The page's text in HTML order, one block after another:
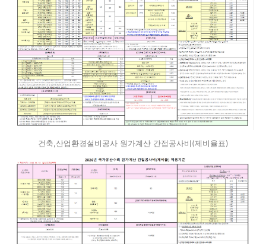
건축,산업환경설비공사 원가계산 간접공사비(제비율표)